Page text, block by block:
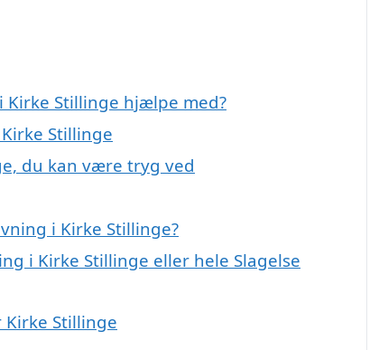
Stillinge hjælpe med?
Stillinge
du kan være tryg ved
i Kirke Stillinge?
i Kirke Stillinge eller hele Slagelse
Stillinge